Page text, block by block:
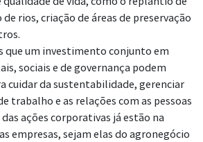
rios, criação de áreas de preservação
que um investimento conjunto em
sociais e de governança podem
cuidar da sustentabilidade, gerenciar
trabalho e as relações com as pessoas
ações corporativas já estão na
empresas, sejam elas do agronegócio